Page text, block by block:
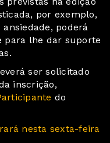
por exemplo,
poderá
para lhe dar suporte
ser solicitado
inscrição,
do
nesta sexta-feira